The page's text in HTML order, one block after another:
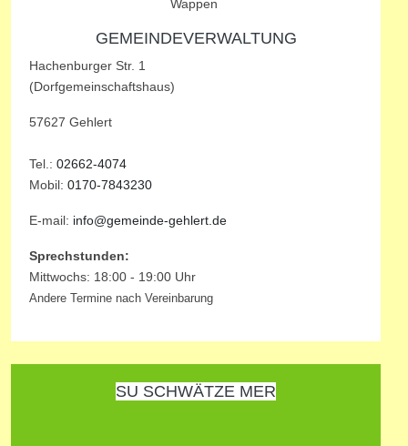
GEMEINDEVERWALTUNG
Hachenburger Str. 1
(Dorfgemeinschaftshaus)
57627 Gehlert
Tel.: 02662-4074
Mobil: 0170-7843230
E-mail: info@gemeinde-gehlert.de
Sprechstunden:
Mittwochs: 18:00 - 19:00 Uhr
Andere Termine nach Vereinbarung
SU SCHWÄTZE MER